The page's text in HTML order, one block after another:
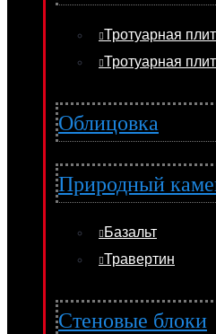
Тротуарная
Тротуарная
Облицовка
Природный
Базальт
Травертин
Стеновые блоки